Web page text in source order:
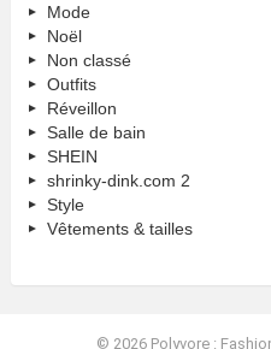
Mode
Noël
Non classé
Outfits
Réveillon
Salle de bain
SHEIN
shrinky-dink.com 2
Style
Vêtements & tailles
© 2026 Polyvore :